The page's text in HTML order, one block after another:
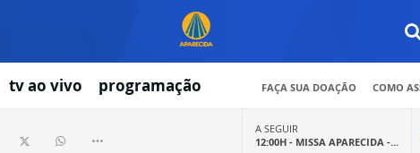
tv ao vivo programação FAÇA SUA DOAÇÃO COMO
A SEGUIR
12:00H - MISSA APARECIDA -...